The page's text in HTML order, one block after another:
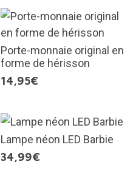
Porte-monnaie original en
forme de hérisson
14,95€
Lampe néon LED Barbie
34,99€